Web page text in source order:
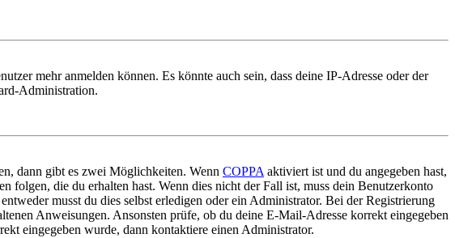
mehr anmelden können. Es könnte auch sein, dass deine IP-Adresse oder der
Administration.
dann gibt es zwei Möglichkeiten. Wenn COPPA aktiviert ist und du angegeben hast,
folgen, die du erhalten hast. Wenn dies nicht der Fall ist, muss dein Benutzerkonto
musst du dies selbst erledigen oder ein Administrator. Bei der Registrierung
Anweisungen. Ansonsten prüfe, ob du deine E-Mail-Adresse korrekt eingegeben
eingegeben wurde, dann kontaktiere einen Administrator.